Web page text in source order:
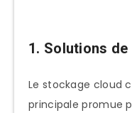
1. Solutions
Le stockage cloud
principale promue